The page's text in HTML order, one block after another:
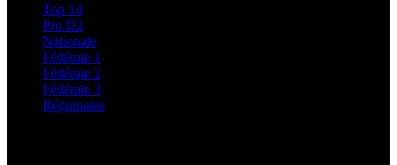
Top 14
Pro D2
Nationale
Fédérale 1
Fédérale 2
Fédérale 3
Régionales